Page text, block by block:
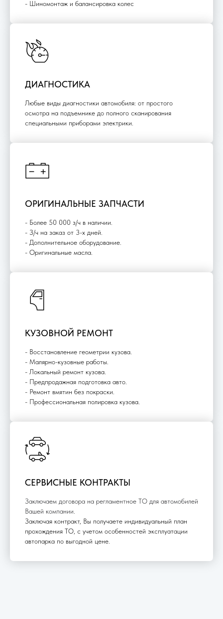
- Шиномонтаж и балансировка колес
ДИАГНОСТИКА
Любые виды диагностики автомобиля: от простого
осмотра на подъемнике до полного сканирования
специальными приборами электрики.
ОРИГИНАЛЬНЫЕ ЗАПЧАСТИ
- Более 50 000 з/ч в наличии.
- З/ч на заказ от 3-х дней.
- Дополнительное оборудование.
- Оригинальные масла.
КУЗОВНОЙ РЕМОНТ
- Восстановление геометрии кузова.
- Малярно-кузовные работы.
- Локальный ремонт кузова.
- Предпродажная подготовка авто.
- Ремонт вмятин без покраски.
- Профессиональная полировка кузова.
СЕРВИСНЫЕ КОНТРАКТЫ
Заключаем договора на регламентное ТО для автомобилей
Вашей компании
Заключая контракт, Вы получаете индивидуальный план
прохождения ТО, с учетом особенностей эксплуатации
автопарка по выгодной цене.